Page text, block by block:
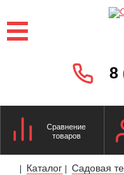
8
Сравнение
товаров
| Каталог | Садовая